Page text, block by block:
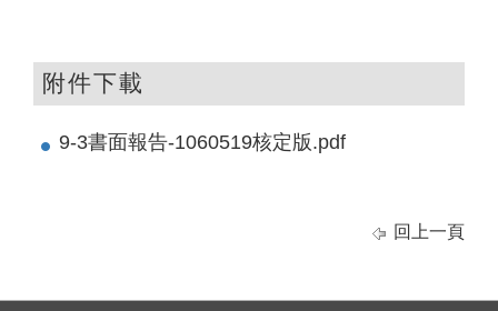
附件下載
9-3書面報告-1060519核定版.pdf
回上一頁